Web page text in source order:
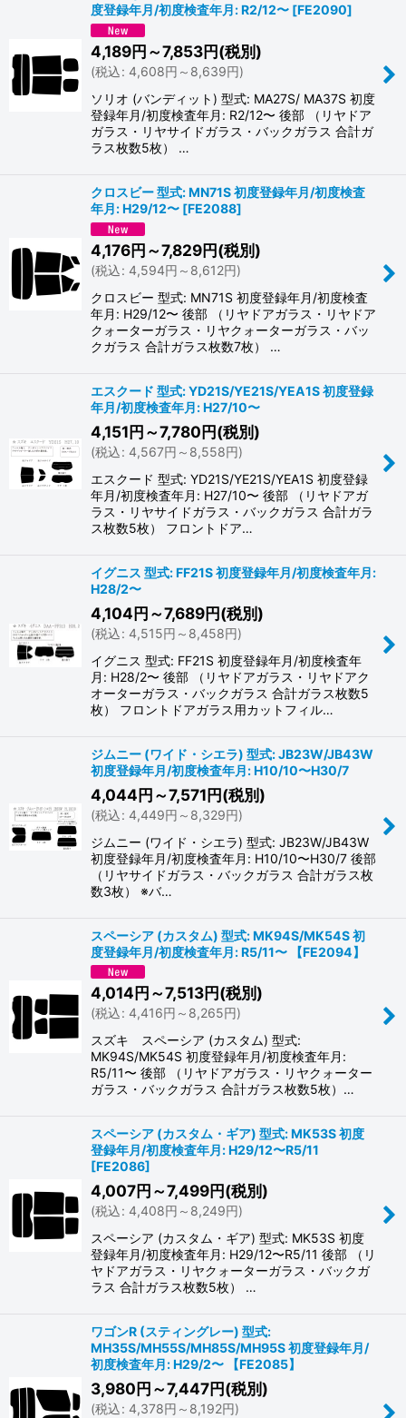
度登録年月/初度検査年月: R2/12〜 [FE2090]
4,189円～7,853円(税別)
(税込: 4,608円 ～8,639円)
ソリオ (バンディット) 型式: MA27S/ MA37S 初度
登録年月/初度検査年月: R2/12〜 後部 （リヤドア
ガラス・リヤサイドガラス・バックガラス 合計ガ
ラス枚数5枚） …
クロスビー 型式: MN71S 初度登録年月/初度検査
年月: H29/12〜 [FE2088]
4,176円～7,829円(税別)
(税込: 4,594円 ～8,612円)
クロスビー 型式: MN71S 初度登録年月/初度検査
年月: H29/12〜 後部 （リヤドアガラス・リヤドア
クォーターガラス・リヤクォーターガラス・バッ
クガラス 合計ガラス枚数7枚） …
エスクード 型式: YD21S/YE21S/YEA1S 初度登録
年月/初度検査年月: H27/10〜
4,151円～7,780円(税別)
(税込: 4,567円 ～8,558円)
エスクード 型式: YD21S/YE21S/YEA1S 初度登録
年月/初度検査年月: H27/10〜 後部 （リヤドアガ
ラス・リヤサイドガラス・バックガラス 合計ガラ
ス枚数5枚） フロントドア…
イグニス 型式: FF21S 初度登録年月/初度検査年月:
H28/2〜
4,104円～7,689円(税別)
(税込: 4,515円 ～8,458円)
イグニス 型式: FF21S 初度登録年月/初度検査年
月: H28/2〜 後部 （リヤドアガラス・リヤドアク
オーターガラス・バックガラス 合計ガラス枚数5
枚） フロントドアガラス用カットフィル…
ジムニー (ワイド・シエラ) 型式: JB23W/JB43W
初度登録年月/初度検査年月: H10/10〜H30/7
4,044円～7,571円(税別)
(税込: 4,449円 ～8,329円)
ジムニー (ワイド・シエラ) 型式: JB23W/JB43W
初度登録年月/初度検査年月: H10/10〜H30/7 後部
（リヤサイドガラス・バックガラス 合計ガラス枚
数3枚） ※バ…
スペーシア (カスタム) 型式: MK94S/MK54S 初
度登録年月/初度検査年月: R5/11〜 【FE2094】
4,014円～7,513円(税別)
(税込: 4,416円 ～8,265円)
スズキ スペーシア (カスタム) 型式:
MK94S/MK54S 初度登録年月/初度検査年月:
R5/11〜 後部 （リヤドアガラス・リヤクォーター
ガラス・バックガラス 合計ガラス枚数5枚）…
スペーシア (カスタム・ギア) 型式: MK53S 初度
登録年月/初度検査年月: H29/12〜R5/11
[FE2086]
4,007円～7,499円(税別)
(税込: 4,408円 ～8,249円)
スペーシア (カスタム・ギア) 型式: MK53S 初度
登録年月/初度検査年月: H29/12〜R5/11 後部 （リ
ヤドアガラス・リヤクォーターガラス・バックガ
ラス 合計ガラス枚数5枚） …
ワゴンR (スティングレー) 型式:
MH35S/MH55S/MH85S/MH95S 初度登録年月/
初度検査年月: H29/2〜 【FE2085】
3,980円～7,447円(税別)
(税込: 4,378円 ～8,192円)